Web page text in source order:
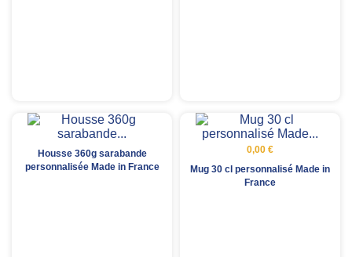
Housse 360g sarabande
personnalisée Made in France
0,00 €
Mug 30 cl personnalisé Made in
France